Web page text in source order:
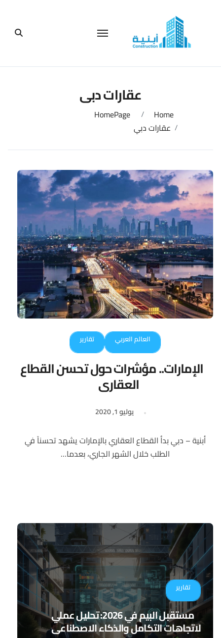
عقارات دبي
Home
HomePage
عقارات دبي
العالم العربي تقارير
الإمارات.. مؤشرات حول تحسن القطاع
العقاري
يوليو 1, 2020
أبنية – دبي بدأ القطاع العقاري بالإمارات يشهد تحسناً في
الطلب خلال الشهر الجاري، بعدما...
تقارير
مستقبل البيم في 2026: تحليل عملي
لاتجاهات التكامل والذكاء الاصطناعي